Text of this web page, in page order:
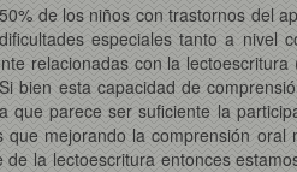
de los niños con trastornos del
especiales tanto a
relacionadas con la
bien esta capacidad de
que parece ser suficiente la
mejorando la comprensión
la lectoescritura entonces